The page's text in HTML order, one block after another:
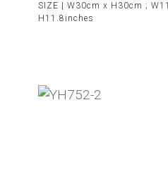
SIZE | W30cm x H30cm ;
H11.8inches